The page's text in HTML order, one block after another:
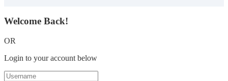
Welcome Back!
OR
Login to your account below